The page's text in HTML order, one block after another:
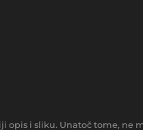
opis i sliku. Unatoč tome, ne